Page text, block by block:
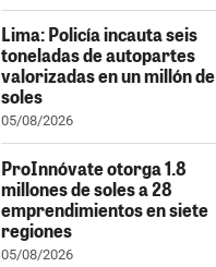
Lima: Policía incauta seis
toneladas de autopartes
valorizadas en un millón de
soles
05/08/2026
ProInnóvate otorga 1.8
millones de soles a 28
emprendimientos en siete
regiones
05/08/2026